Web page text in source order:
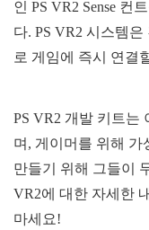
인 PS VR2 Sense 컨
다. PS VR2 시스템
로 게임에 즉시 연결
PS VR2 개발 키트는
며, 게이머를 위해 가
만들기 위해 그들이
VR2에 대한 자세한
마세요!